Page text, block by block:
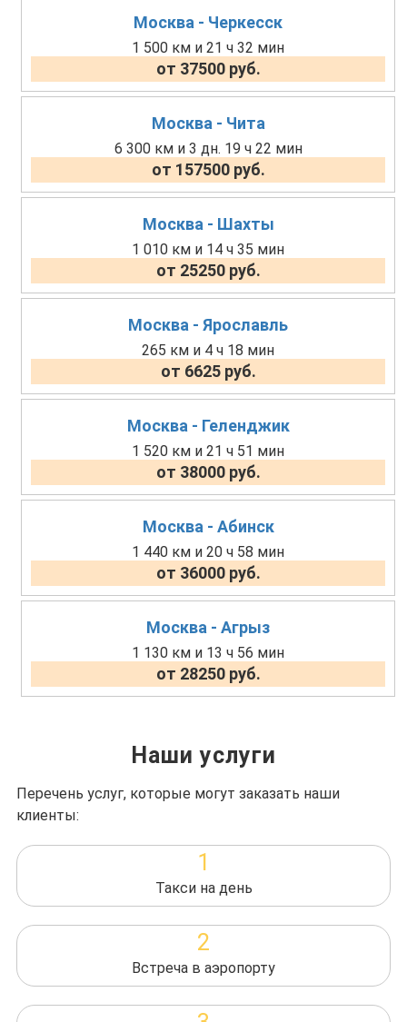
Москва - Черкесск
1 500 км и 21 ч 32 мин
от 37500 руб.
Москва - Чита
6 300 км и 3 дн. 19 ч 22 мин
от 157500 руб.
Москва - Шахты
1 010 км и 14 ч 35 мин
от 25250 руб.
Москва - Ярославль
265 км и 4 ч 18 мин
от 6625 руб.
Москва - Геленджик
1 520 км и 21 ч 51 мин
от 38000 руб.
Москва - Абинск
1 440 км и 20 ч 58 мин
от 36000 руб.
Москва - Агрыз
1 130 км и 13 ч 56 мин
от 28250 руб.
Наши услуги
Перечень услуг, которые могут заказать наши
клиенты:
1
Такси на день
2
Встреча в аэропорту